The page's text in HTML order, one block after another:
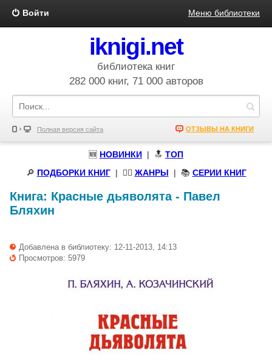
Войти Меню библиотеки
iknigi.net
библиотека книг
282 000 книг, 71 000 авторов
Полная версия сайта ОТЗЫВЫ НА КНИГИ
🆕 НОВИНКИ | 🔝 ТОП
🔎 ПОДБОРКИ КНИГ| 🧝‍♀️ ЖАНРЫ | 📚 СЕРИИ КНИГ
Книга: Красные дьяволята- Павел
Бляхин
Добавлена в библиотеку: 12-11-2013, 14:13
Просмотров: 5979